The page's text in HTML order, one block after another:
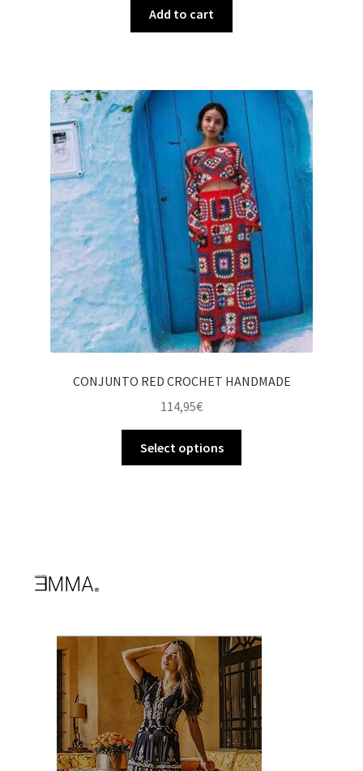
Add to cart
CONJUNTO RED CROCHET HANDMADE
114,95€
Select options